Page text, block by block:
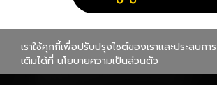
เราใช้คุกกี้เพื่อปรับปรุงไซต์ของเราและประสบ
เติมได้ที่ นโยบายความเป็นส่วนตัว